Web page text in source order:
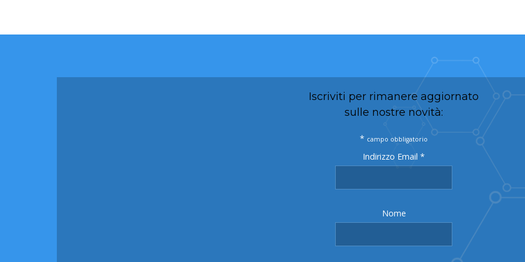
Iscriviti per rimanere aggiornato
sulle nostre novità:
* campo obbligatorio
Indirizzo Email *
Nome